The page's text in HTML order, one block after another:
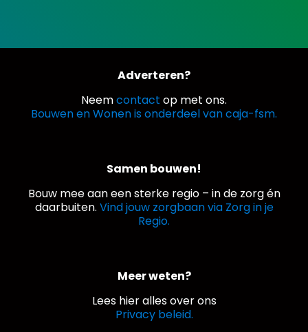
Adverteren?
Neemcontact op met ons.
Bouwen en Wonen is onderdeel van caja-fsm.
Samen bouwen!
Bouw mee aan een sterke regio – in de zorg én
daarbuiten. Vind jouw zorgbaan via Zorg in je
Regio.
Meer weten?
Lees hier alles over ons
Privacy beleid.